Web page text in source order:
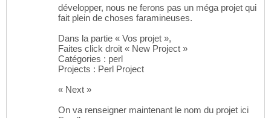
développer, nous ne ferons pas un méga projet qui
fait plein de choses faramineuses.
Dans la partie « Vos projet »,
Faites click droit « New Project »
Catégories : perl
Projects : Perl Project
« Next »
On va renseigner maintenant le nom du projet ici